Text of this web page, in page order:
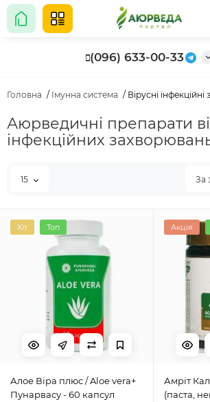
(096) 633-00-33
Головна Імунна система Вірусні
Аюрведичні препарати
інфекційних
15 За
Хіт Топ
Алое Віра плюс / Aloe vera+
Пунарвасу - 60 капсул
Акція
Амріт
(паста,